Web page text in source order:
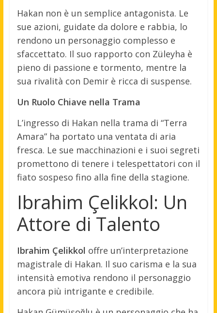
Hakan non è un semplice antagonista. Le
sue azioni, guidate da dolore e rabbia, lo
rendono un personaggio complesso e
sfaccettato. Il suo rapporto con Züleyha è
pieno di passione e tormento, mentre la
sua rivalità con Demir è ricca di suspense.
Un Ruolo Chiave nella Trama
L’ingresso di Hakan nella trama di “Terra
Amara” ha portato una ventata di aria
fresca. Le sue macchinazioni e i suoi segreti
promettono di tenere i telespettatori con il
fiato sospeso fino alla fine della stagione.
Ibrahim Çelikkol: Un
Attore di Talento
Ibrahim Çelikkol offre un’interpretazione
magistrale di Hakan. Il suo carisma e la sua
intensità emotiva rendono il personaggio
ancora più intrigante e credibile.